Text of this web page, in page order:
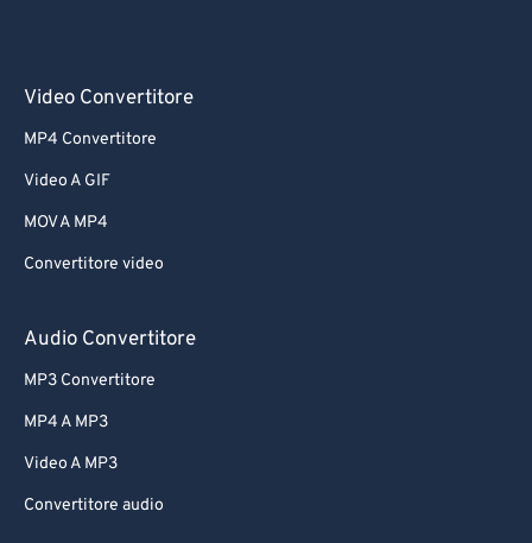
Video Convertitore
MP4 Convertitore
Video A GIF
MOV A MP4
Convertitore video
Audio Convertitore
MP3 Convertitore
MP4 A MP3
Video A MP3
Convertitore audio